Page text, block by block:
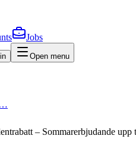
Jobs
Open menu
– Sommarerbjudande